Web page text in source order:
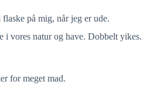
på mig, når jeg er ude.
i vores natur og have. Dobbelt yikes.
for meget mad.